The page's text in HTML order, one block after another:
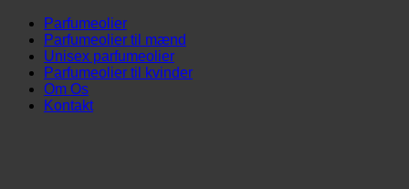
Parfumeolier
Parfumeolier til mænd
Unisex parfumeolier
Parfumeolier til kvinder
Om Os
Kontakt